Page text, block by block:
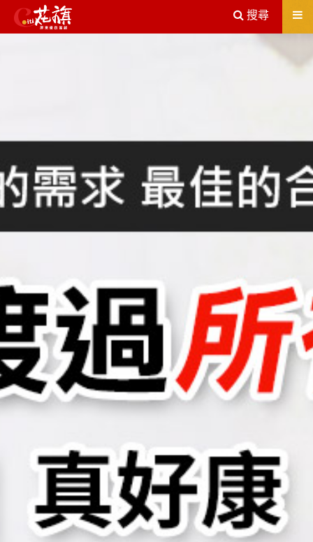
屏東機車借款解決您所有的借貸疑慮，完全了解、滿意再貸！
送出
搜尋